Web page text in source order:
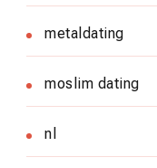
metaldating
moslim dating
nl